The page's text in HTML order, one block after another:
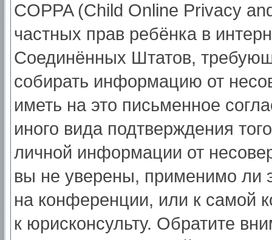
COPPA (Child Online Privacy
частных прав ребёнка в
Соединённых Штатов,
собирать информацию от
иметь на это письменное
иного вида подтверждения
личной информации от
вы не уверены, применимо ли
на конференции, или к самой
к юрисконсульту. Обратите